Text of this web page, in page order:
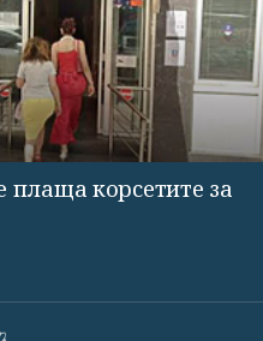
плаща корсетите за